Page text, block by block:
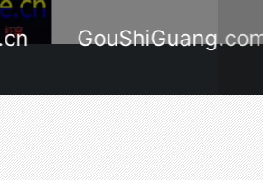
GouShiGuang.com